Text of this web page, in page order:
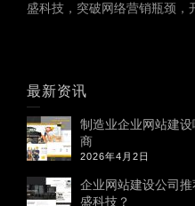
盛科技，突破网络营销瓶颈，
最新资讯
制造业企业网站建
商
2026年4月2日
企业网站建设公司
盛科技？